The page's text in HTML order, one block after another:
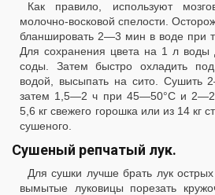
Как правило, используют
молочно-восковой спелости.
бланшировать 2—3 мин в воде при
Для сохранения цвета на 1 л воды
соды. Затем быстро охладить
водой, высыпать на сито. Сушить
затем 1,5—2 ч при 45—50°С и
5,6 кг свежего горошка или из 14 кг
сушеного.
Сушеный репчатый лук.
Для сушки лучше брать лук
вымытые луковицы порезать